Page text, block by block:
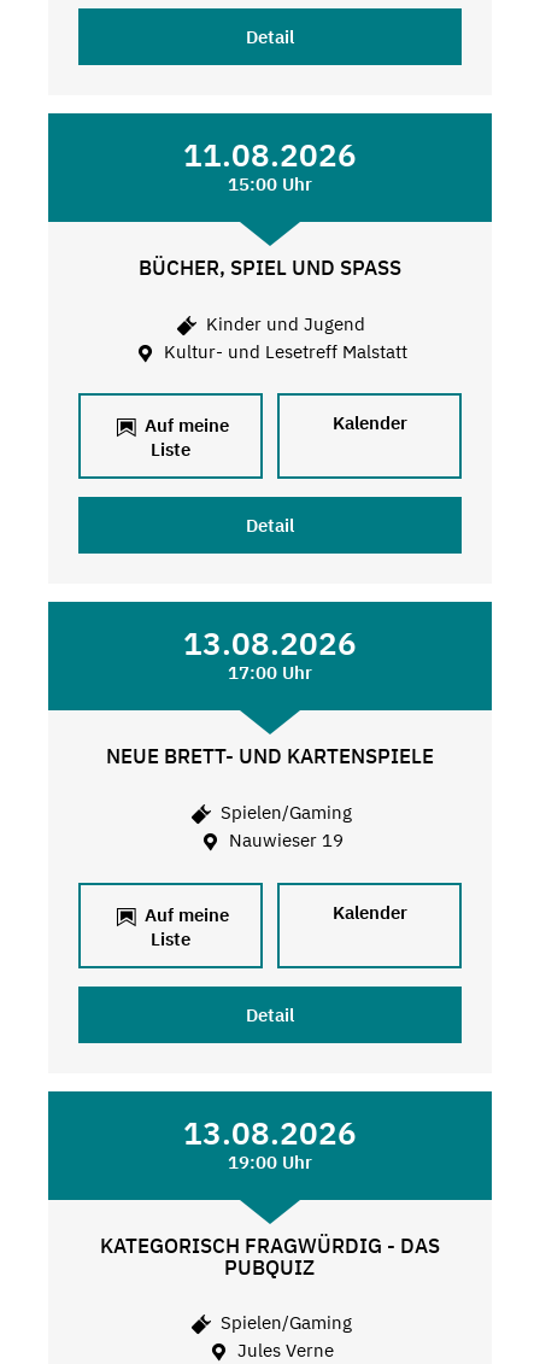
Detail
11.08.2026
15:00 Uhr
BÜCHER, SPIEL UND SPASS
Kinder und Jugend
Kultur- und Lesetreff Malstatt
Auf meine
Liste
Kalender
Detail
13.08.2026
17:00 Uhr
NEUE BRETT- UND KARTENSPIELE
Spielen/Gaming
Nauwieser 19
Auf meine
Liste
Kalender
Detail
13.08.2026
19:00 Uhr
KATEGORISCH FRAGWÜRDIG - DAS
PUBQUIZ
Spielen/Gaming
Jules Verne